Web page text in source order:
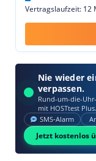
Vertragslaufzeit: 12
Nie wieder
verpassen.
Rund-um-die-
mit HOSTtest Plus.
SMS‑Alarm
Jetzt kostenlos